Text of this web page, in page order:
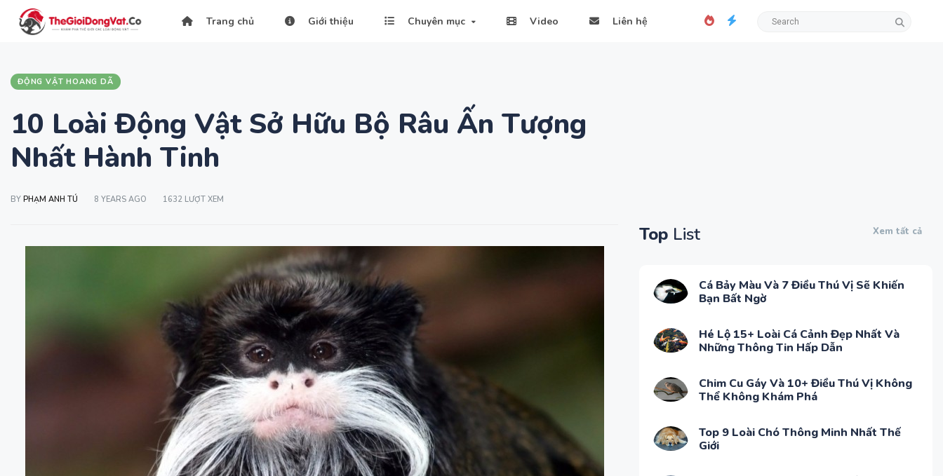
Trang chủ Giới thiệu Chuyên mục Video Liên hệ
ĐỘNG VẬT HOANG DÃ
10 Loài Động Vật Sở Hữu Bộ Râu Ấn Tượng
Nhất Hành Tinh
BY PHẠM ANH TÚ 8 YEARS AGO 1632 LƯỢT XEM
Top List Xem tất cả
Cá Bảy Màu Và 7 Điều Thú Vị Sẽ Khiến
Bạn Bất Ngờ
Hé Lộ 15+ Loài Cá Cảnh Đẹp Nhất Và
Những Thông Tin Hấp Dẫn
Chim Cu Gáy Và 10+ Điều Thú Vị Không
Thể Không Khám Phá
Top 9 Loài Chó Thông Minh Nhất Thế
Giới